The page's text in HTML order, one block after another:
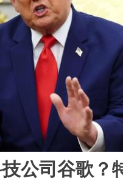
公司谷歌？